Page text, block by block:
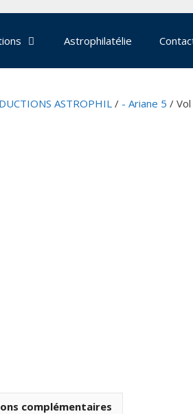
Astrophilatélie
ASTROPHIL/ - Ariane 5 /
complémentaires